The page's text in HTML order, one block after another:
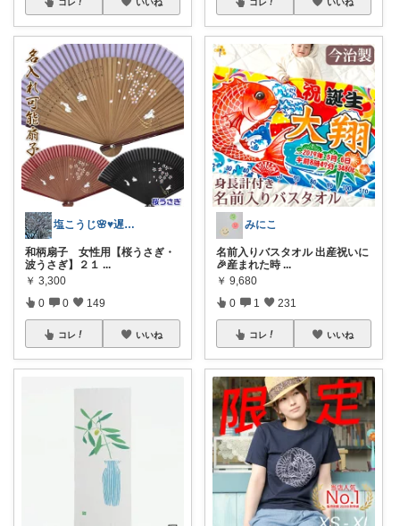
塩こうじ🌸♥️遅れてます🙏💦
和柄扇子 女性用【桜うさぎ・
波うさぎ】２１ ...
￥ 3,300
0 0 149
コレ いいね
みにこ
名前入りバスタオル 出産祝いに
🎉産まれた時 ...
￥ 9,680
0 1 231
コレ いいね